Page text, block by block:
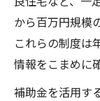
から百万円規模
これらの制度は
情報をこまめに
補助金を活用す